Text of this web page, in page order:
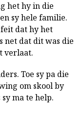
het hy in die
sy hele familie.
dat hy het
net dat dit was die
verlaat.
Toe sy pa die
om skool by
ma te help.